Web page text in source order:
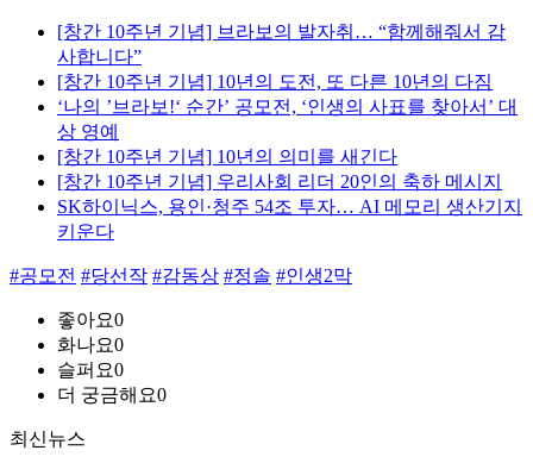
[창간 10주년 기념] 브라보의 발자취… “함께해줘서 감
사합니다”
[창간 10주년 기념] 10년의 도전, 또 다른 10년의 다짐
‘나의 ’브라보!‘ 순간’ 공모전, ‘인생의 사표를 찾아서’ 대
상 영예
[창간 10주년 기념] 10년의 의미를 새긴다
[창간 10주년 기념] 우리사회 리더 20인의 축하 메시지
SK하이닉스, 용인·청주 54조 투자… AI 메모리 생산기지
키운다
#공모전 #당선작 #감동상 #정솔 #인생2막
좋아요0
화나요0
슬퍼요0
더 궁금해요0
최신뉴스